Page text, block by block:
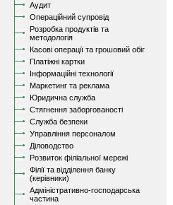
Аудит
Операційний супровід
Розробка продуктів та
методологія
Касові операції та грошовий обіг
Платіжні картки
Інформаційні технології
Маркетинг та реклама
Юридична служба
Стягнення заборгованості
Служба безпеки
Управління персоналом
Діловодство
Розвиток філіальної мережі
Філії та відділення банку
(керівники)
Адміністративно-господарська
частина